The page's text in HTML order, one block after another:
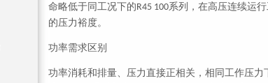
命略低于同工况下的R45 100系列，在高压连续运行
的压力裕度。
功率需求区别
功率消耗和排量、压力直接正相关，相同工作压力